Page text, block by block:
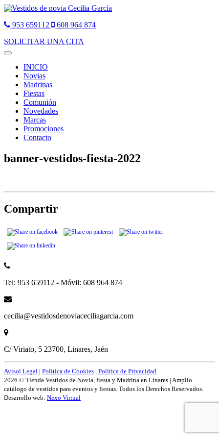
953 659112
608 964 874
SOLICITAR UNA CITA
Toggle
navigationINICIO
Novias
Madrinas
Fiestas
Comunión
Novedades
Marcas
Promociones
Contacto
banner-vestidos-fiesta-2022
Compartir
Tel: 953 659112 - Móvil: 608 964 874
cecilia@vestidosdenoviaceciliagarcia.com
C/ Viriato, 5 23700, Linares, Jaén
Avisol Legal | Política de Cookies | Política de Privacidad
2026 © Tienda Vestidos de Novia, fiesta y Madrina en Linares | Amplío
catálogo de vestidos para eventos y fiestas. Todos los Derechos Reservados.
Desarrollo web: Nexo Virtual